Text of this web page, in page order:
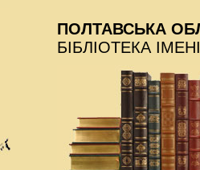
ПОЛТАВСЬКА
БІБЛІОТЕКА